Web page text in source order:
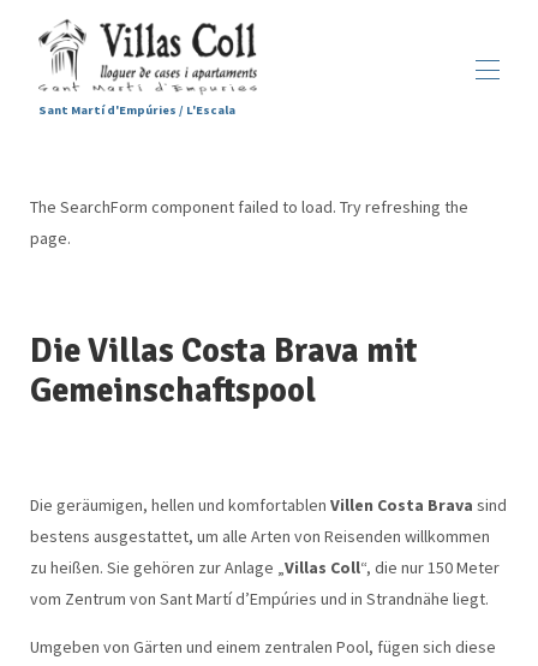
Sant Martí d'Empúries / L'Escala
Unterkünfte ▾
The SearchForm component failed to load. Try refreshing the
page.
Die Villas Costa Brava mit
Gemeinschaftspool
Die geräumigen, hellen und komfortablen Villen Costa Brava sind
bestens ausgestattet, um alle Arten von Reisenden willkommen
zu heißen. Sie gehören zur Anlage „Villas Coll“, die nur 150 Meter
vom Zentrum von Sant Martí d’Empúries und in Strandnähe liegt.
Umgeben von Gärten und einem zentralen Pool, fügen sich diese